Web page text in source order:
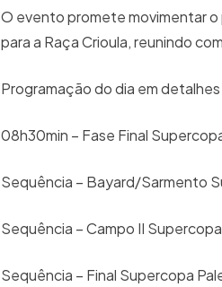
O evento promete movimentar o
para a Raça Crioula, reunindo
Programação do dia em detalhes
08h30min – Fase Final
Sequência – Bayard/Sarmento
Sequência – Campo II
Sequência – Final Supercopa